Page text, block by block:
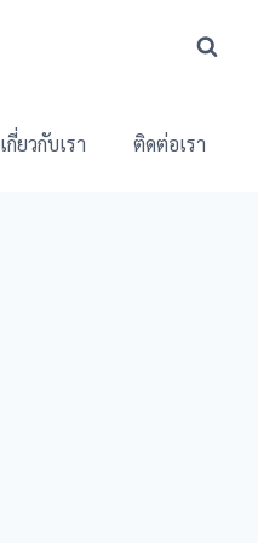
เกี่ยวกับเรา ติดต่อเรา